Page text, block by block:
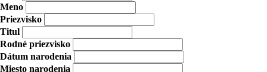
Meno
Priezvisko
Titul
Rodné priezvisko
Dátum narodenia
Miesto narodenia